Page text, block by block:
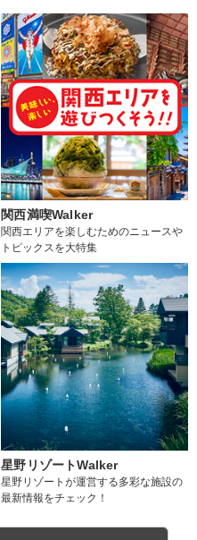
関西満喫Walker
関西エリアを楽しむためのニュースや
トピックスを大特集
星野リゾートWalker
星野リゾートが運営する多彩な施設の
最新情報をチェック！